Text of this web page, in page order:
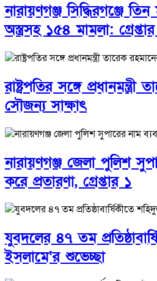
নারায়ণগঞ্জ সিদ্ধিরগঞ্জে
অস্ত্রসহ ১৫৪ মামলা:
রাষ্ট্রপতির সঙ্গে প্রধানমন্ত্রী
সৌজন্য সাক্ষাৎ
নারায়ণগঞ্জ জেলা পুলিশ
করে প্রতারণা, গ্রেপ্তার ১
যুবদলের ৪৭ তম
ইসলামে‘র শুভেচ্ছা